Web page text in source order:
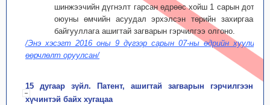
шинжээчийн дүгнэлт гарсан өдрөөс хойш 1 сарын дотор
оюуны өмчийн асуудал эрхэлсэн төрийн захиргааны
байгууллага ашигтай загварын гэрчилгээ олгоно.
/Энэ хэсэгт 2016 оны 9 дүгээр сарын 07-ны өдрийн хуулиар
өөрчлөлт оруулсан/
15 дугаар зүйл. Патент, ашигтай загварын гэрчилгээний
хүчинтэй байх хугацаа